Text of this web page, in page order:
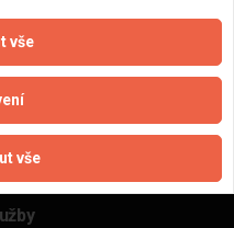
souborů cookie
(rozpočtování)
online
vše
vše